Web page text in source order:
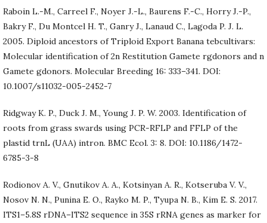
Raboin L.-M., Carreel F., Noyer J.-L., Baurens F.-C., Horry J.-P.,
Bakry F., Du Montcel H. T., Ganry J., Lanaud C., Lagoda P. J. L.
2005. Diploid ancestors of Triploid Export Banana tebcultivars:
Molecular identification of 2n Restitution Gamete rgdonors and n
Gamete gdonors. Molecular Breeding 16: 333–341. DOI:
10.1007/s11032-005-2452-7
Ridgway K. P., Duck J. M., Young J. P. W. 2003. Identification of
roots from grass swards using PCR-RFLP and FFLP of the
plastid trnL (UAA) intron. BMC Ecol. 3: 8. DOI: 10.1186/1472-
6785-3-8
Rodionov A. V., Gnutikov A. A., Kotsinyan A. R., Kotseruba V. V.,
Nosov N. N., Punina E. O., Rayko M. P., Tyupa N. B., Kim E. S. 2017.
ITS1–5.8S rDNA–ITS2 sequence in 35S rRNA genes as marker for